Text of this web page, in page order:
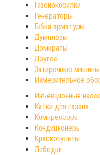
Газонокосилки
Генераторы
Гибка арматуры
Думплеры
Домкраты
Другое
Затирочные машины
Измерительное
Инъекционные
Катки для газона
Компрессора
Кондиционеры
Краскопульты
Лебедки